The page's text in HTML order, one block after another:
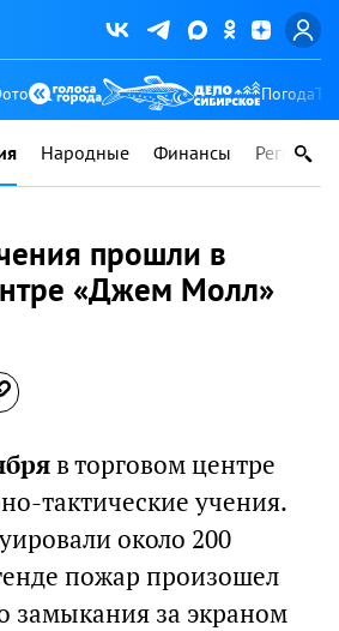
Погода
Народные Финансы Регионы
прошли в
«Джем Молл»
в торговом центре
тактические учения.
около 200
пожар произошел
замыкания за экраном